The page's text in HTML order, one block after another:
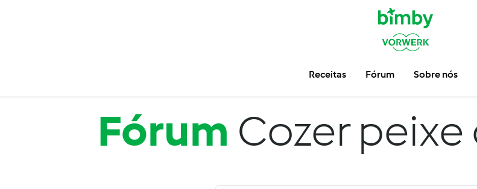
Receitas Fórum Sobre nós
Fórum Cozer